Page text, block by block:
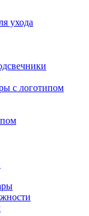
ухода
с логотипом